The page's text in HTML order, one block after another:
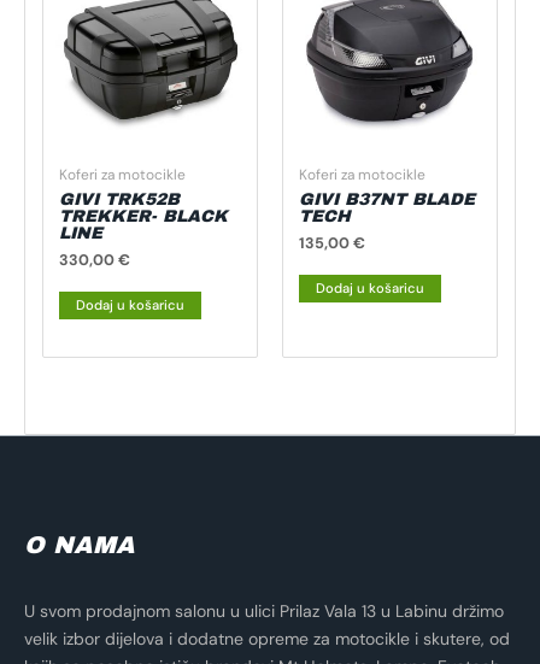
Koferi za motocikle
GIVI TRK52B
TREKKER- BLACK
LINE
330,00€
Dodaj u košaricu
Koferi za motocikle
GIVI B37NT BLADE
TECH
135,00€
Dodaj u košaricu
O NAMA
U svom prodajnom salonu u ulici Prilaz Vala 13 u Labinu držimo
velik izbor dijelova i dodatne opreme za motocikle i skutere, od